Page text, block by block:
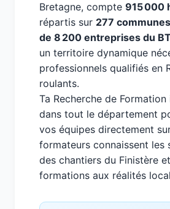
Bretagne, compte 915 000
répartis sur 277 communes
de 8 200 entreprises du
un territoire dynamique
professionnels qualifiés en
roulants.
Ta Recherche de
dans tout le département
vos équipes directement
formateurs connaissent les
des chantiers du Finistère
formations aux réalités